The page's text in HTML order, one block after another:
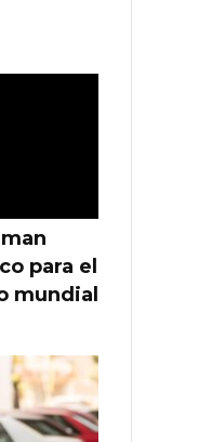
para el
mundial